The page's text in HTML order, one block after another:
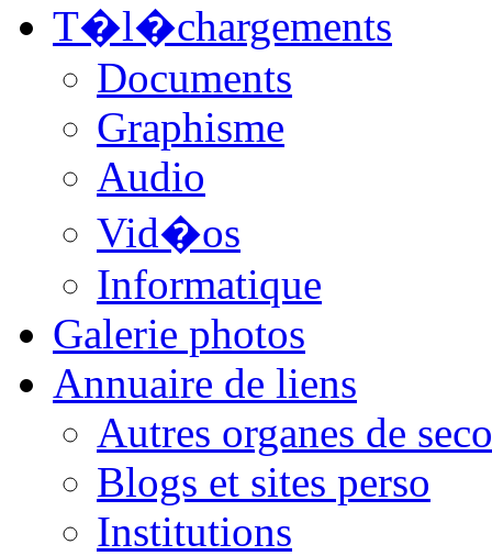
T�l�chargements
Documents
Graphisme
Audio
Vid�os
Informatique
Galerie photos
Annuaire de liens
Autres organes de
Blogs et sites perso
Institutions